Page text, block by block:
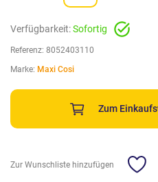
Verfügbarkeit:Sofortig
Referenz: 8052403110
Marke: Maxi Cosi
Zum
Zur Wunschliste hinzufügen